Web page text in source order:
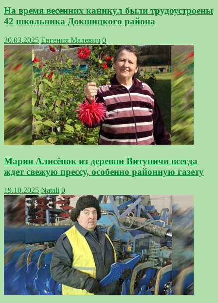
На время весенних каникул были трудоустроены
42 школьника Докшицкого района
30.03.2025 Евгения Малевич 0
Мария Алисёнок из деревни Витуничи всегда
ждет свежую прессу, особенно районную газету
19.10.2025 Natali 0